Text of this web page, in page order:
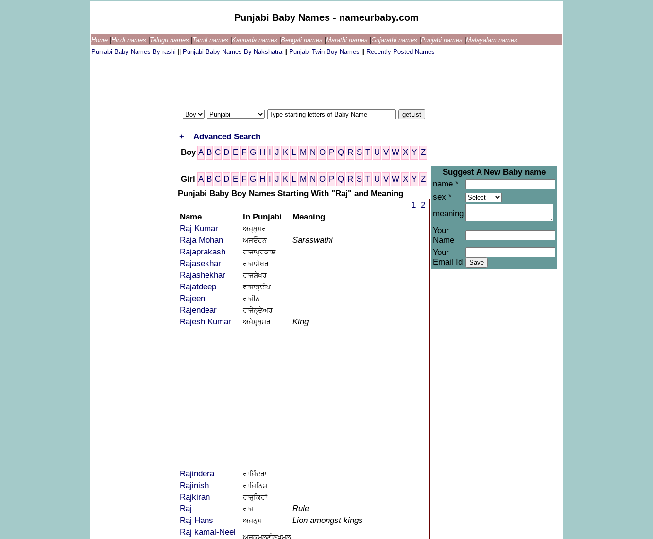
Punjabi Baby Names - nameurbaby.com
Home Hindi names Telugu names Tamil names Kannada names Bengali names Marathi names Gujarathi names Punjabi names Malayalam names
Punjabi Baby Names By rashi
Punjabi Baby Names By Nakshatra Punjabi Twin Boy Names Recently Posted Names
+
Advanced Search
Boy A B C D E F G H I J K L M N O P Q R S T U V W X Y Z
Girl A B C D E F G H I J K L M N O P Q R S T U V W X Y Z
Punjabi Baby Boy Names Starting With "Raj" and Meaning
1 2
Name
In Punjabi
Meaning
Raj Kumar
ਅਜ੍ਖ਼ੁਮਰ
Raja Mohan ਅਜਓਹਨ
Saraswathi
Rajaprakash
ਰਾਜਾਪ੍ਰਕਾਸ਼
Rajasekhar ਰਾਜਾਸੇਖਰ
Rajashekhar ਰਾਜਸ਼ੇਖਰ
Rajatdeep ਰਾਜਾਤ੍ਦੀਪ
Rajeen ਰਾਜੀਨ
Rajendear ਰਾਜੇਨ੍ਦੇਅਰ
Rajesh Kumar ਅਜੇਸ੍ਹ੍ਖ਼ੁਮਰ King
Rajindera ਰਾਜਿੰਦਰਾ
Rajinish ਰਾਜਿਨਿਸ਼
Rajkiran ਰਾਜ੍ਕਿਰਾਂ
Raj ਰਾਜ
Rule
Raj Hans
ਅਜਨ੍ਸ
Lion amongst kings
Raj kamal-Neel
ਅਜ੍ਕਮਲ੍ਣੀਲ੍ਖ਼ਮਲ
Suggest A New Baby name
name *
sex *
meaning
Your
Name
Your
Email Id